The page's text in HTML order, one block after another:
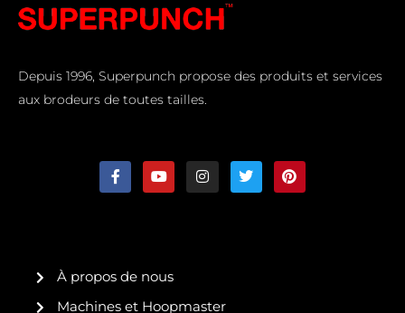
Depuis 1996, Superpunch propose des produits et services
aux brodeurs de toutes tailles.
F
a
c
-
Y
o
u
I
n
s
T
w
i
P
i
n
À propos de nous
Machines et Hoopmaster